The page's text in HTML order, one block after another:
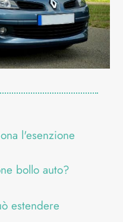
l'esenzione
bollo auto?
estendere